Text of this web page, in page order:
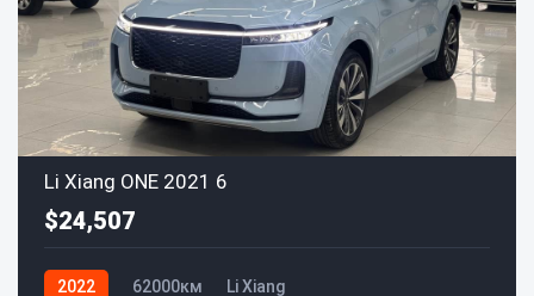
Li Xiang ONE 2021 6
$24,507
2022 62000км Li Xiang